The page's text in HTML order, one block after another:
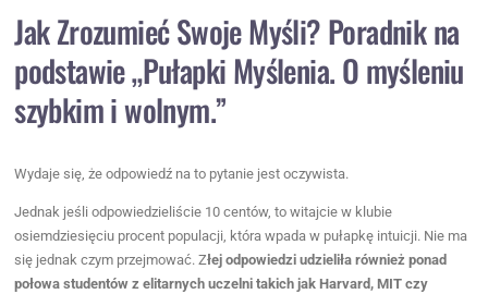
Jak Zrozumieć Swoje Myśli? Poradnik na
podstawie „Pułapki Myślenia. O myśleniu
szybkim i wolnym.”
Wydaje się, że odpowiedź na to pytanie jest oczywista.
Jednak jeśli odpowiedzieliście 10 centów, to witajcie w klubie
osiemdziesięciu procent populacji, która wpada w pułapkę intuicji. Nie ma
się jednak czym przejmować. Złej odpowiedzi udzieliła również ponad
połowa studentów z elitarnych uczelni takich jak Harvard, MIT czy